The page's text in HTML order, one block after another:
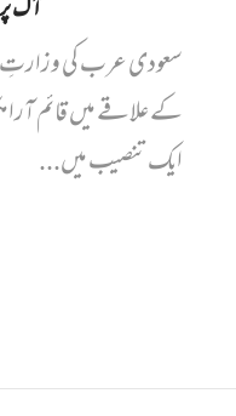
آگ پر
سعودی عرب کی وزارتِ
کے علاقے میں قائم
ایک تنصیب میں...